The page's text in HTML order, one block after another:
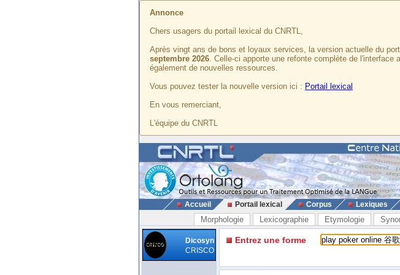
Annonce
Chers usagers du portail lexical du CNRTL,
Après vingt ans de bons et loyaux services, la version actuelle du
septembre 2026. Celle-ci apporte une refonte complète de
également de nouvelles ressources.
Vous pouvez tester la nouvelle version ici : Portail lexical
En vous remerciant,
L'équipe du CNRTL
Accueil Portail lexical Corpus Lexiques
Morphologie Lexicographie Etymologie
Dicosyn
CRISCO
Entrez une forme